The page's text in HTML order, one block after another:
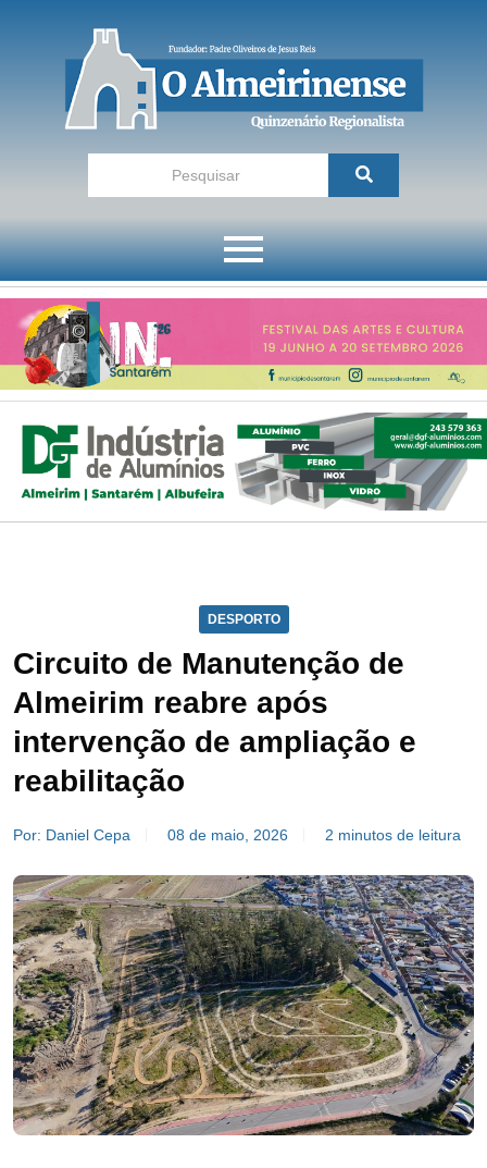
DESPORTO
Circuito de Manutenção de
Almeirim reabre após
intervenção de ampliação e
reabilitação
Por: Daniel Cepa 08 de maio, 2026 2 minutos de leitura